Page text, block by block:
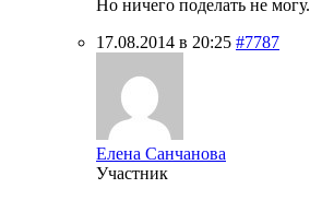
Но ничего поделать не могу.
17.08.2014 в 20:25 #7787
Елена Санчанова
Участник